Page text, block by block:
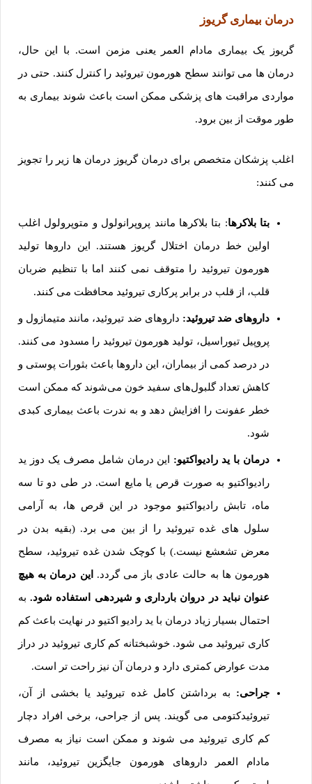
درمان بیماری گریوز
گریوز یک بیماری مادام العمر یعنی مزمن است. با این حال،
درمان ها می توانند سطح هورمون تیروئید را کنترل کنند. حتی در
مواردی مراقبت های پزشکی ممکن است باعث شوند بیماری به
طور موقت از بین برود.
اغلب پزشکان متخصص برای درمان گریوز درمان ها زیر را تجویز
می کنند:
بتا بلاکرها: بتا بلاکرها مانند پروپرانولول و متوپرولول اغلب
اولین خط درمان اختلال گریوز هستند. این داروها تولید
هورمون تیروئید را متوقف نمی کنند اما با تنظیم ضربان
قلب، از قلب در برابر پرکاری تیروئید محافظت می کنند.
داروهای ضد تیروئید: داروهای ضد تیروئید، مانند متیمازول و
پروپیل تیوراسیل، تولید هورمون تیروئید را مسدود می کنند.
در درصد کمی از بیماران، این داروها باعث بثورات پوستی و
کاهش تعداد گلبول‌های سفید خون می‌شوند که ممکن است
خطر عفونت را افزایش دهد و به ندرت باعث بیماری کبدی
شود.
درمان با ید رادیواکتیو: این درمان شامل مصرف یک دوز ید
رادیواکتیو به صورت قرص یا مایع است. در طی دو تا سه
ماه، تابش رادیواکتیو موجود در این قرص ها، به آرامی
سلول های غده تیروئید را از بین می برد. (بقیه بدن در
معرض تشعشع نیست.) با کوچک شدن غده تیروئید، سطح
هورمون ها به حالت عادی باز می گردد. این درمان به هیچ
عنوان نباید در دروان بارداری و شیردهی استفاده شود. به
احتمال بسیار زیاد درمان با ید رادیو اکتیو در نهایت باعث کم
کاری تیروئید می شود. خوشبختانه کم کاری تیروئید در دراز
مدت عوارض کمتری دارد و درمان آن نیز راحت تر است.
جراحی: به برداشتن کامل غده تیروئید یا بخشی از آن،
تیروئیدکتومی می گویند. پس از جراحی، برخی افراد دچار
کم کاری تیروئید می شوند و ممکن است نیاز به مصرف
مادام العمر داروهای هورمون جایگزین تیروئید، مانند